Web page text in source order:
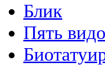
Блик
Пять